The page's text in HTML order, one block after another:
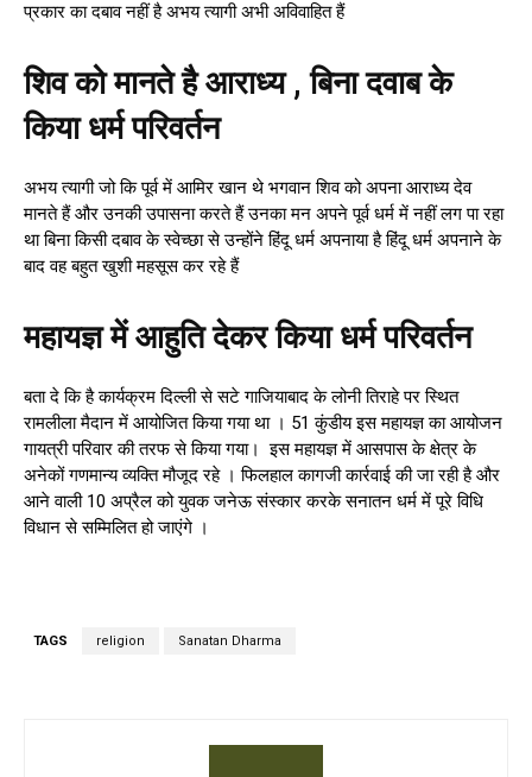
प्रकार का दबाव नहीं है अभय त्यागी अभी अविवाहित हैं
शिव को मानते है आराध्य , बिना दवाब के
किया धर्म परिवर्तन
अभय त्यागी जो कि पूर्व में आमिर खान थे भगवान शिव को अपना आराध्य देव
मानते हैं और उनकी उपासना करते हैं उनका मन अपने पूर्व धर्म में नहीं लग पा रहा
था बिना किसी दबाव के स्वेच्छा से उन्होंने हिंदू धर्म अपनाया है हिंदू धर्म अपनाने के
बाद वह बहुत खुशी महसूस कर रहे हैं
महायज्ञ में आहुति देकर किया धर्म परिवर्तन
बता दे कि है कार्यक्रम दिल्ली से सटे गाजियाबाद के लोनी तिराहे पर स्थित
रामलीला मैदान में आयोजित किया गया था । 51 कुंडीय इस महायज्ञ का आयोजन
गायत्री परिवार की तरफ से किया गया। इस महायज्ञ में आसपास के क्षेत्र के
अनेकों गणमान्य व्यक्ति मौजूद रहे । फिलहाल कागजी कार्रवाई की जा रही है और
आने वाली 10 अप्रैल को युवक जनेऊ संस्कार करके सनातन धर्म में पूरे विधि
विधान से सम्मिलित हो जाएंगे ।
TAGS religion Sanatan Dharma